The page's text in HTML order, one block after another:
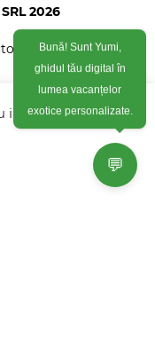
2026
5, Bucuresti
💬
Bună! Sunt Yumi,
ghidul tău digital în
lumea vacanțelor
exotice personalizate.
imbunatati